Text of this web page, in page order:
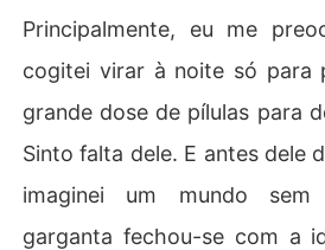
Principalmente, eu me
cogitei virar à noite só para
grande dose de pílulas para
Sinto falta dele. E antes dele
imaginei um mundo
garganta fechou-se com a